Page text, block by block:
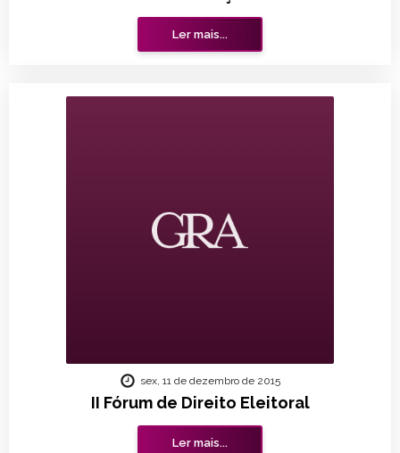
Ler mais...
II Fórum de Direito Eleitoral
sex, 11 de dezembro de 2015
Ler mais...